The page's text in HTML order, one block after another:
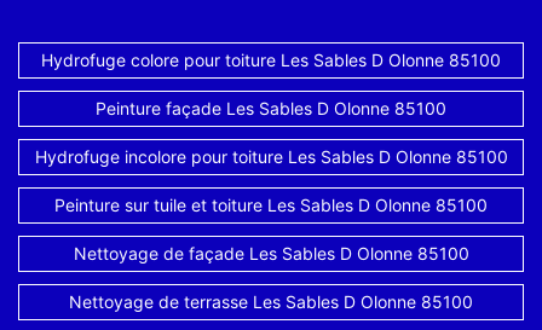
Hydrofuge colore pour toiture Les Sables D Olonne 85100
Peinture façade Les Sables D Olonne 85100
Hydrofuge incolore pour toiture Les Sables D Olonne 85100
Peinture sur tuile et toiture Les Sables D Olonne 85100
Nettoyage de façade Les Sables D Olonne 85100
Nettoyage de terrasse Les Sables D Olonne 85100